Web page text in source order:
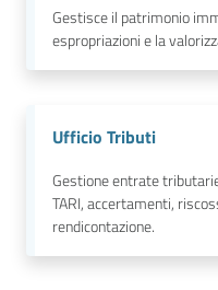
Gestisce il patrimonio
espropriazioni e la
Ufficio Tributi
Gestione entrate
TARI, accertamenti,
rendicontazione.